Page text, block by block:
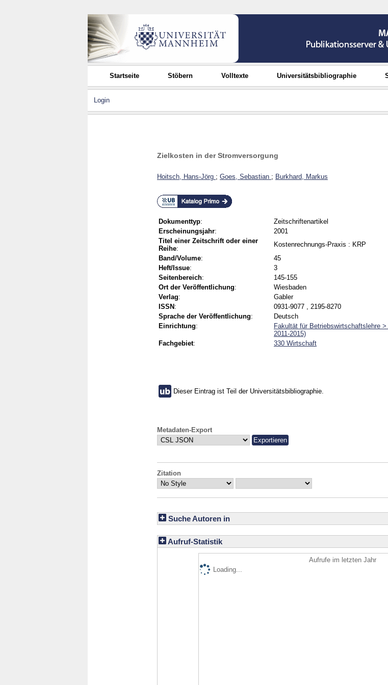
Startseite Stöbern Volltexte Universitätsbibliographie
Login
Zielkosten in der Stromversorgung
Hoitsch, Hans-Jörg ; Goes, Sebastian ; Burkhard, Markus
Dokumenttyp:
Zeitschriftenartikel
Erscheinungsjahr:
2001
Titel einer Zeitschrift oder einer
Reihe:
Kostenrechnungs-Praxis : KRP
Band/Volume:
45
Heft/Issue:
3
Seitenbereich:
145-155
Ort der Veröffentlichung:
Wiesbaden
Verlag:
Gabler
ISSN :
0931-9077 , 2195-8270
Sprache der Veröffentlichung:
Deutsch
Einrichtung:
Fakultät für Betriebswirtschaftslehre
2011-2015)
Fachgebiet: 330 Wirtschaft
Dieser Eintrag ist Teil der Universitätsbibliographie.
Metadaten-Export
Zitation
Suche Autoren in
Aufruf-Statistik
Aufrufe im letzten Jahr
Loading...